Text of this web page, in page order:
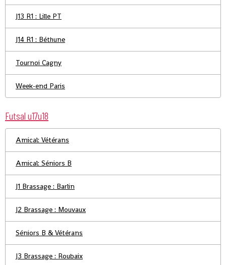
J13 R1 : Lille PT
J14 R1 : Béthune
Tournoi Cagny
Week-end Paris
Futsal u17u18
Amical: Vétérans
Amical: Séniors B
J1 Brassage : Barlin
J2 Brassage : Mouvaux
Séniors B & Vétérans
J3 Brassage : Roubaix